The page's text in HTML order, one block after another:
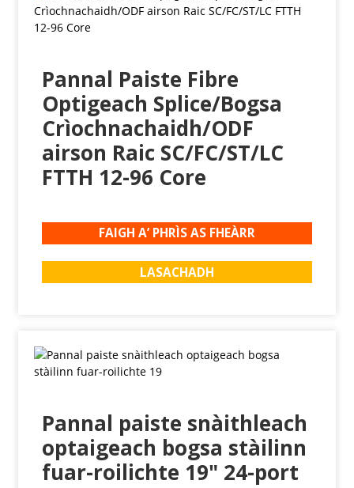
Pannal Paiste Fibre
Optigeach Splice/Bogsa
Crìochnachaidh/ODF
airson Raic SC/FC/ST/LC
FTTH 12-96 Core
FAIGH A’ PHRÌS AS FHEÀRR
LASACHADH
Pannal paiste snàithleach
optaigeach bogsa stàilinn
fuar-roilichte 19" 24-port